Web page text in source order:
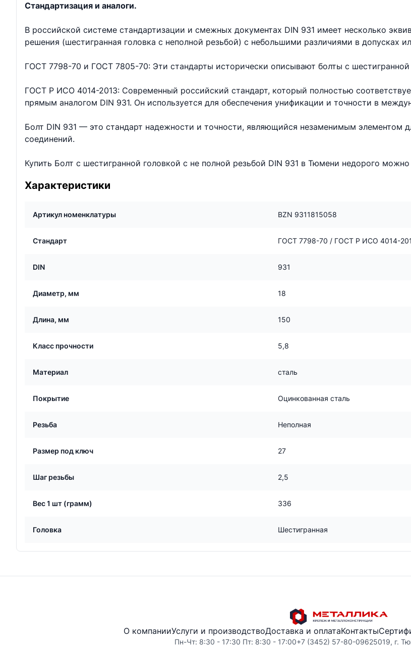
Стандартизация и аналоги.
В российской системе стандартизации и смежных документах DIN 931 имеет несколько
решения (шестигранная головка с неполной резьбой) с небольшими различиями в допусках
ГОСТ 7798-70 и ГОСТ 7805-70: Эти стандарты исторически описывают болты с
ГОСТ Р ИСО 4014-2013: Современный российский стандарт, который полностью
прямым аналогом DIN 931. Он используется для обеспечения унификации и точности в
Болт DIN 931 — это стандарт надежности и точности, являющийся незаменимым элементом
соединений.
Купить Болт с шестигранной головкой с не полной резьбой DIN 931 в Тюмени недорого
Характеристики
Артикул номенклатуры BZN 9311815058
Стандарт ГОСТ 7798-70 / ГОСТ Р ИСО 4014-
DIN 931
Диаметр, мм 18
Длина, мм 150
Класс прочности 5,8
Материал сталь
Покрытие Оцинкованная сталь
Резьба Неполная
Размер под ключ 27
Шаг резьбы 2,5
Вес 1 шт (грамм) 336
Головка Шестигранная
О компанииУслуги и производствоДоставка и оплатаКонтакты
Пн-Чт: 8:30 - 17:30 Пт: 8:30 - 17:00+7 (3452) 57-80-09625019, г.